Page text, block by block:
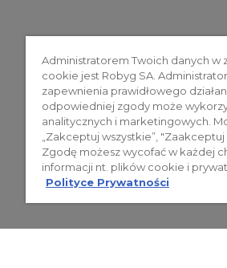
© 2026
mogą
Administratorem Twoich danych w
cookie jest Robyg SA.
zapewnienia prawidłowego
odpowiedniej zgody może
analitycznych i marketingowych.
„Zakceptuj wszystkie”,
Zgodę możesz wycofać w każdej
informacji nt. plików cookie i
Polityce Prywatności